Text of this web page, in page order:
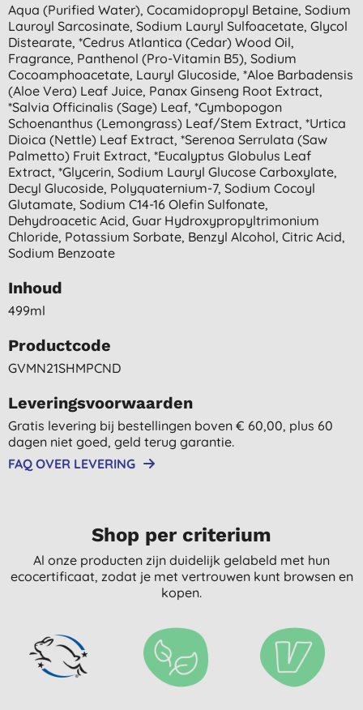
Aqua (purified Water), Cocamidopropyl Betaine, Sodium
Lauroyl Sarcosinate, Sodium Lauryl Sulfoacetate, Glycol
Distearate, *cedrus Atlantica (cedar) Wood Oil,
Fragrance, Panthenol (pro-Vitamin B5), Sodium
Cocoamphoacetate, Lauryl Glucoside, *aloe Barbadensis
(aloe Vera) Leaf Juice, Panax Ginseng Root Extract,
*salvia Officinalis (sage) Leaf, *cymbopogon
Schoenanthus (lemongrass) Leaf/stem Extract, *urtica
Dioica (nettle) Leaf Extract, *serenoa Serrulata (saw
Palmetto) Fruit Extract, *eucalyptus Globulus Leaf
Extract, *glycerin, Sodium Lauryl Glucose Carboxylate,
Decyl Glucoside, Polyquaternium-7, Sodium Cocoyl
Glutamate, Sodium C14-16 Olefin Sulfonate,
Dehydroacetic Acid, Guar Hydroxypropyltrimonium
Chloride, Potassium Sorbate, Benzyl Alcohol, Citric Acid,
Sodium Benzoate
Inhoud
499ml
Productcode
GVMN21SHMPCND
Leveringsvoorwaarden
Gratis levering bij bestellingen boven € 60,00, plus 60
dagen niet goed, geld terug garantie.
FAQ OVER LEVERING
Shop per criterium
Al onze producten zijn duidelijk gelabeld met hun
ecocertificaat, zodat je met vertrouwen kunt browsen en
kopen.